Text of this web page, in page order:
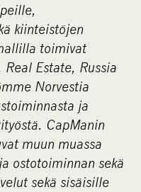
kiinteistöjen
toimivat
Estate, Russia
Norvestia
ja
CapManin
muun muassa
ostotoiminnan sekä
sekä sisäisille